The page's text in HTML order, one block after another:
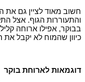
חשוב מאוד לציין גם
והתעוררות הגוף. אצל
בבוקר, אפילו ארוחה
כיוון שהמוח לא יקבל
דוגמאות לארוחת בוקר